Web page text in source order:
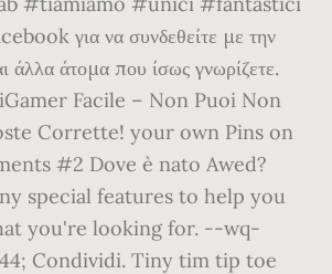
για να συνδεθείτε με την
άτομα που ίσως γνωρίζετε.
Facile – Non Puoi Non
Corrette! your own Pins on
#2 Dove è nato Awed?
special features to help you
you're looking for. --wq-
Condividi. Tiny tim tip toe